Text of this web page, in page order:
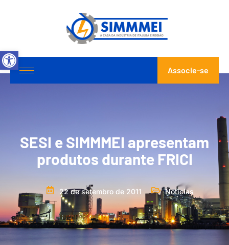
Abrir a barra de ferramentas
Associe-se
SESI e SIMMMEI apresentam
produtos durante FRICI
22 de setembro de 2011 Notícias